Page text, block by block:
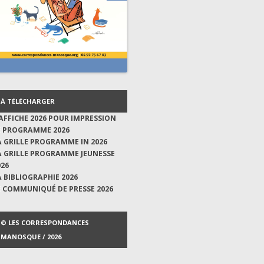
À TÉLÉCHARGER
2026 POUR IMPRESSION
PROGRAMME 2026
GRILLE PROGRAMME IN 2026
GRILLE PROGRAMME JEUNESSE
BIBLIOGRAPHIE 2026
COMMUNIQUÉ DE PRESSE 2026
© LES CORRESPONDANCES
MANOSQUE / 2026